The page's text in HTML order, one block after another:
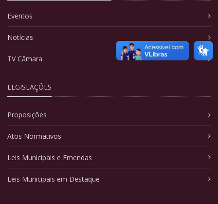
Eventos
Notícias
TV Câmara
LEGISLAÇÕES
Proposições
Atos Normativos
Leis Municipais e Emendas
Leis Municipais em Destaque